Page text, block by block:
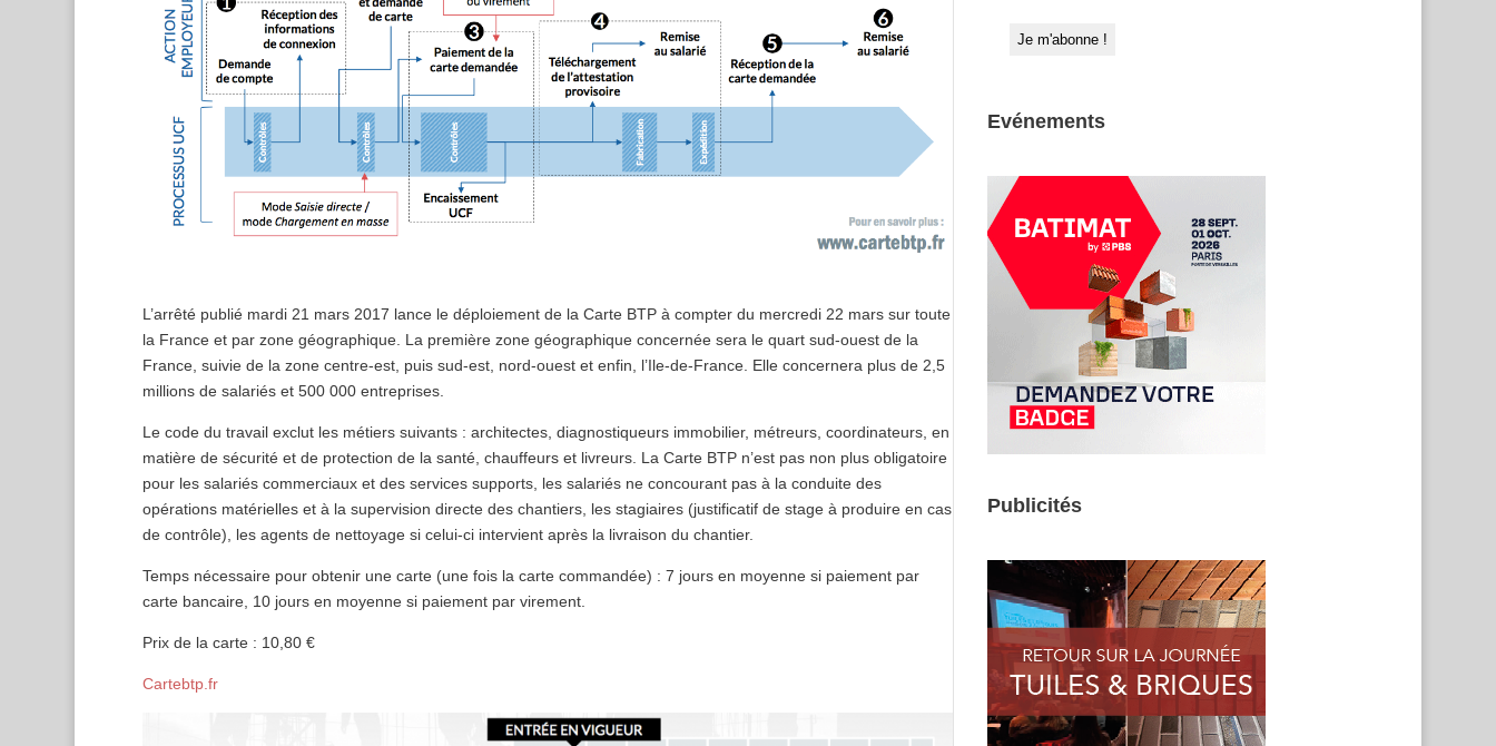
L’arrêté publié mardi 21 mars 2017 lance le déploiement de la Carte BTP à compter du mercredi 22 mars sur toute
la France et par zone géographique. La première zone géographique concernée sera le quart sud-ouest de la
France, suivie de la zone centre-est, puis sud-est, nord-ouest et enfin, l’Ile-de-France. Elle concernera plus de 2,5
millions de salariés et 500 000 entreprises.
Le code du travail exclut les métiers suivants : architectes, diagnostiqueurs immobilier, métreurs, coordinateurs, en
matière de sécurité et de protection de la santé, chauffeurs et livreurs. La Carte BTP n’est pas non plus obligatoire
pour les salariés commerciaux et des services supports, les salariés ne concourant pas à la conduite des
opérations matérielles et à la supervision directe des chantiers, les stagiaires (justificatif de stage à produire en cas
de contrôle), les agents de nettoyage si celui-ci intervient après la livraison du chantier.
Temps nécessaire pour obtenir une carte (une fois la carte commandée) : 7 jours en moyenne si paiement par
carte bancaire, 10 jours en moyenne si paiement par virement.
Prix de la carte : 10,80 €
Cartebtp.fr
Evénements
Publicités